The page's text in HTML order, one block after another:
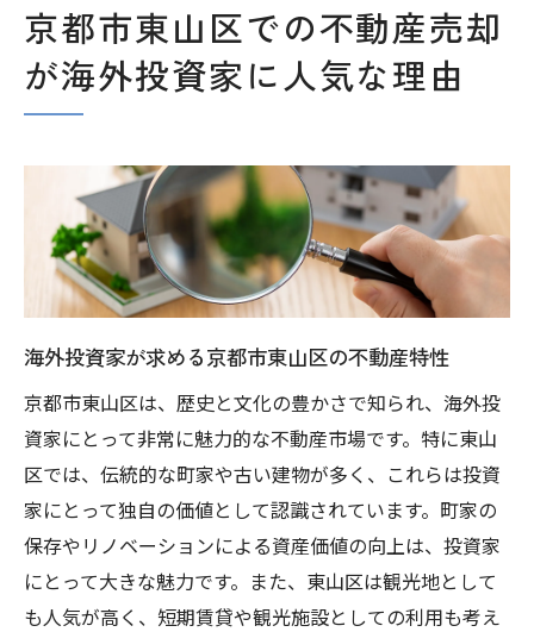
向分析
外国人投資家が重視する京都市東山区の生
活利便性
京都市東山区の不動産市場における需要の
変化
海外投資家を惹きつける京都市東山区の文化的
魅力と不動産売却
外国人に人気の観光スポット周辺の物件特
集
地域文化を活かした不動産の価値向上戦略
文化的イベントが不動産市場に与える影響
京町家とモダン建築の調和が生む魅力
文化的背景を理解した不動産投資のメリッ
ト
京都市東山区での不動産売却
が海外投資家に人気な理由
海外投資家が求める京都市東山区の不動産特性
京都市東山区は、歴史と文化の豊かさで知られ、海外投
資家にとって非常に魅力的な不動産市場です。特に東山
区では、伝統的な町家や古い建物が多く、これらは投資
家にとって独自の価値として認識されています。町家の
保存やリノベーションによる資産価値の向上は、投資家
にとって大きな魅力です。また、東山区は観光地として
も人気が高く、短期賃貸や観光施設としての利用も考え